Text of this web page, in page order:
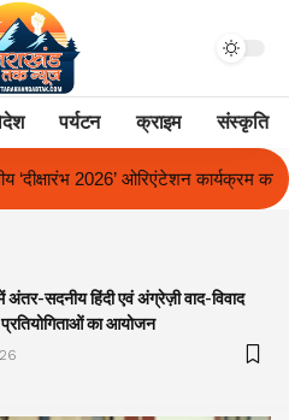
पर्यटन क्राइम संस्कृति
का किया आयोजन एक साल से लंबित
सदनीय हिंदी एवं अंग्रेज़ी वाद-विवाद
का आयोजन